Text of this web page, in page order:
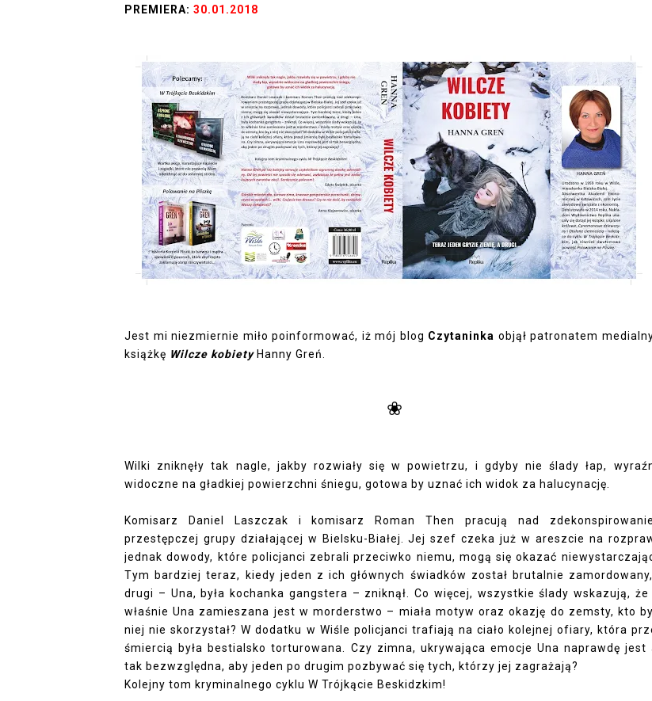
PREMIERA: 30.01.2018
Jest mi niezmiernie miło poinformować, iż mój blog Czytaninka objął patronatem
książkę Wilcze kobietyHanny Greń.
❀
Wilki zniknęły tak nagle, jakby rozwiały się w powietrzu, i gdyby nie ślady łap,
widoczne na gładkiej powierzchni śniegu, gotowa by uznać ich widok za halucynację.
Komisarz Daniel Laszczak i komisarz Roman Then pracują nad
przestępczej grupy działającej w Bielsku-Białej. Jej szef czeka już w areszcie na
jednak dowody, które policjanci zebrali przeciwko niemu, mogą się okazać
Tym bardziej teraz, kiedy jeden z ich głównych świadków został brutalnie
drugi – Una, była kochanka gangstera – zniknął. Co więcej, wszystkie ślady wskazują, że
właśnie Una zamieszana jest w morderstwo – miała motyw oraz okazję do zemsty, kto
niej nie skorzystał? W dodatku w Wiśle policjanci trafiają na ciało kolejnej ofiary, która
śmiercią była bestialsko torturowana. Czy zimna, ukrywająca emocje Una naprawdę jest
tak bezwzględna, aby jeden po drugim pozbywać się tych, którzy jej zagrażają?
Kolejny tom kryminalnego cyklu W Trójkącie Beskidzkim!